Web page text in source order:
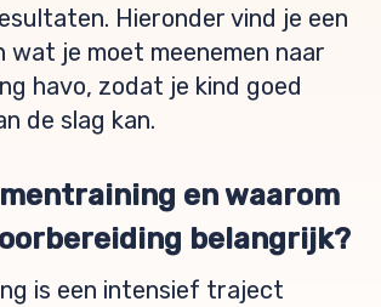
Hieronder vind je een
wat je moet meenemen naar
havo, zodat je kind goed
de slag kan.
en waarom
belangrijk?
is een intensief traject